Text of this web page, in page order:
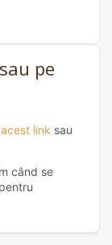
pe
acest link sau
când se